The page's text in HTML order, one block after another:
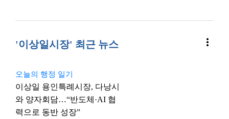
'이상일시장' 최근 뉴스 more_vert
오늘의 행정 일기
이상일 용인특례시장, 다낭시
와 양자회담…“반도체·AI 협
력으로 동반 성장”